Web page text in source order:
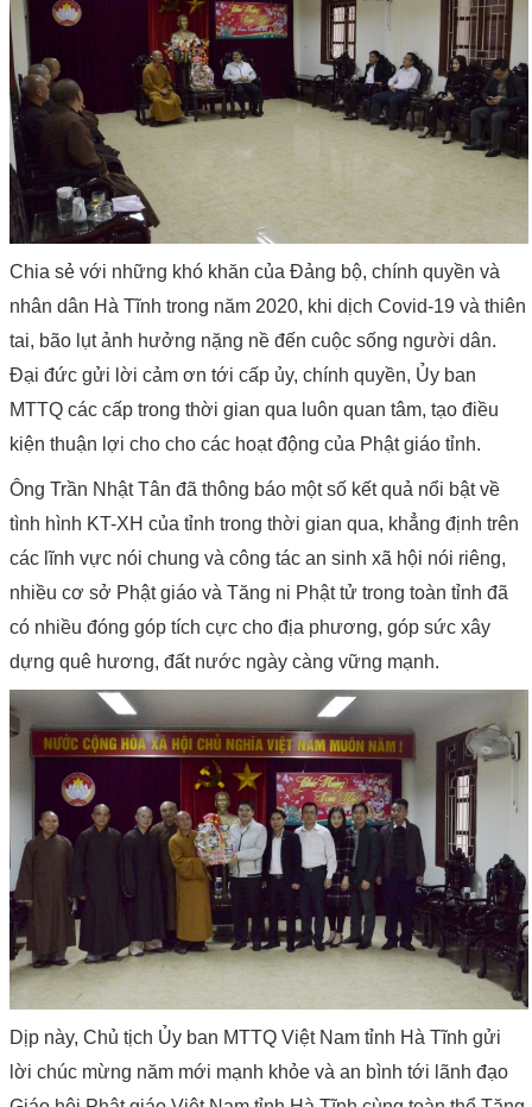
Chia sẻ với những khó khăn của Đảng bộ, chính quyền và
nhân dân Hà Tĩnh trong năm 2020, khi dịch Covid-19 và thiên
tai, bão lụt ảnh hưởng nặng nề đến cuộc sống người dân.
Đại đức gửi lời cảm ơn tới cấp ủy, chính quyền, Ủy ban
MTTQ các cấp trong thời gian qua luôn quan tâm, tạo điều
kiện thuận lợi cho cho các hoạt động của Phật giáo tỉnh.
Ông Trần Nhật Tân đã thông báo một số kết quả nổi bật về
tình hình KT-XH của tỉnh trong thời gian qua, khẳng định trên
các lĩnh vực nói chung và công tác an sinh xã hội nói riêng,
nhiều cơ sở Phật giáo và Tăng ni Phật tử trong toàn tỉnh đã
có nhiều đóng góp tích cực cho địa phương, góp sức xây
dựng quê hương, đất nước ngày càng vững mạnh.
Dịp này, Chủ tịch Ủy ban MTTQ Việt Nam tỉnh Hà Tĩnh gửi
lời chúc mừng năm mới mạnh khỏe và an bình tới lãnh đạo